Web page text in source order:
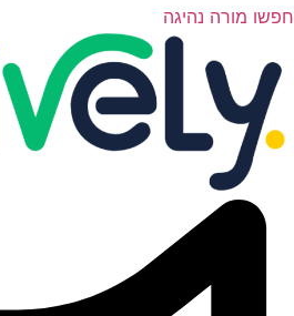
מורה נהיגה